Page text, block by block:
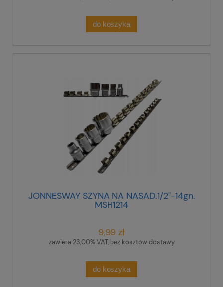
do koszyka
JONNESWAY SZYNA NA NASAD.1/2"-14gn.
MSH1214
9,99 zł
zawiera 23,00% VAT, bez kosztów dostawy
do koszyka